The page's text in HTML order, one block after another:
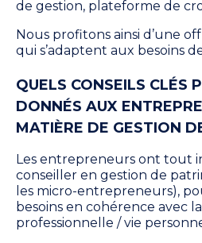
de gestion, plateforme de
Nous profitons ainsi d’une
qui s’adaptent aux besoins
QUELS CONSEILS CLÉS
DONNÉS AUX
MATIÈRE DE GESTION
Les entrepreneurs ont tout
conseiller en gestion de
les micro-entrepreneurs),
besoins en cohérence avec
professionnelle / vie